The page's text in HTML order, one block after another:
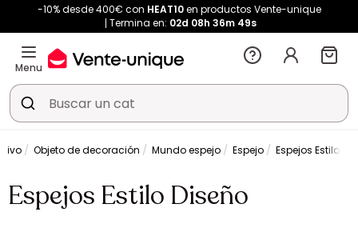
-10% desde 400€ con HEAT10en productos Vente-unique
Termina en: 02d 08h 36m 49s
Menu
Objeto de decoración Mundo espejo Espejo Espejos Estilo
Espejos Estilo Diseño